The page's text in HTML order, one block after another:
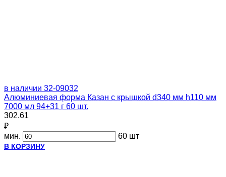
в наличии 32-09032
Алюминиевая форма Казан с крышкой d340 мм h110 мм
7000 мл 94+31 г 60 шт.
302.61
₽
мин.
60 шт
В КОРЗИНУ